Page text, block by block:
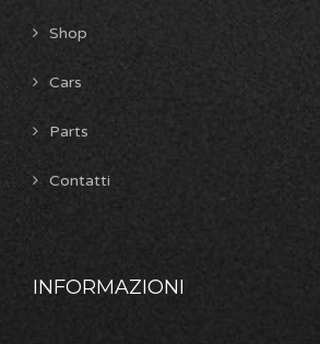
Shop
Cars
Parts
Contatti
INFORMAZIONI